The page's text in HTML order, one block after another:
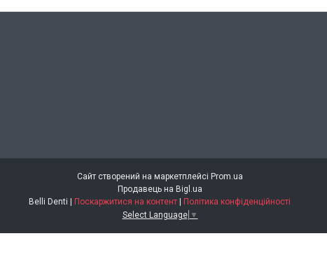
Сайт створений на маркетплейсі Prom.ua
Продавець на Bigl.ua
Поскаржитися на контент
Політика конфіденційності
Select Language ▼